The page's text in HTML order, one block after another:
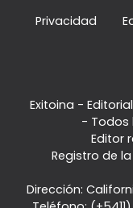
Privacidad
Exitoina - Editorial
- Todos
Editor
Registro de
Dirección: